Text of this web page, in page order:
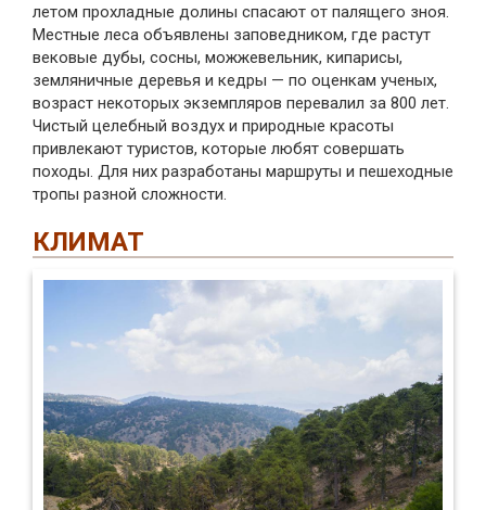
летом прохладные долины спасают от палящего зноя.
Местные леса объявлены заповедником, где растут
вековые дубы, сосны, можжевельник, кипарисы,
земляничные деревья и кедры — по оценкам ученых,
возраст некоторых экземпляров перевалил за 800 лет.
Чистый целебный воздух и природные красоты
привлекают туристов, которые любят совершать
походы. Для них разработаны маршруты и пешеходные
тропы разной сложности.
КЛИМАТ